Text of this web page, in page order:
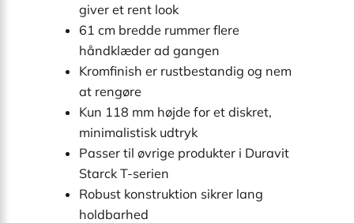
giver et rent look
61 cm bredde rummer flere
håndklæder ad gangen
Kromfinish er rustbestandig og nem
at rengøre
Kun 118 mm højde for et diskret,
minimalistisk udtryk
Passer til øvrige produkter i Duravit
Starck T-serien
Robust konstruktion sikrer lang
holdbarhed